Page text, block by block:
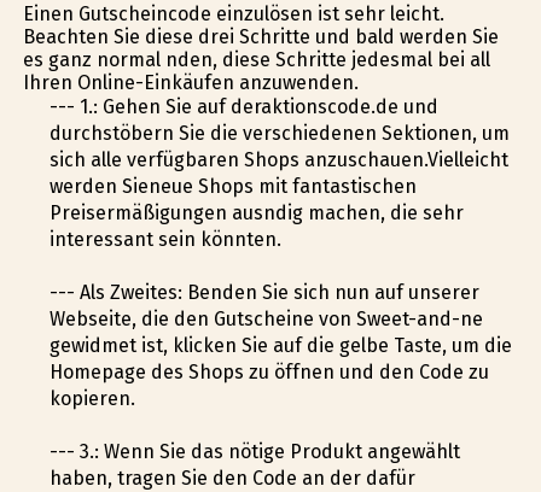
Einen Gutscheincode einzulösen ist sehr leicht.
Beachten Sie diese drei Schritte und bald werden Sie
es ganz normal finden, diese Schritte jedesmal bei all
Ihren Online-Einkäufen anzuwenden.
--- 1.: Gehen Sie auf deraktionscode.de und
durchstöbern Sie die verschiedenen Sektionen, um
sich alle verfügbaren Shops anzuschauen.Vielleicht
werden Sieneue Shops mit fantastischen
Preisermäßigungen ausfindig machen, die sehr
interessant sein könnten.
--- Als Zweites: Befinden Sie sich nun auf unserer
Webseite, die den Gutscheine von Sweet-and-fine
gewidmet ist, klicken Sie auf die gelbe Taste, um die
Homepage des Shops zu öffnen und den Code zu
kopieren.
--- 3.: Wenn Sie das nötige Produkt angewählt
haben, tragen Sie den Code an der dafür